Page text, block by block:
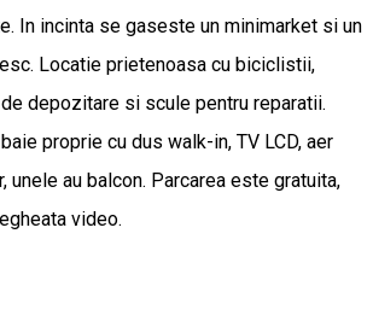
In incinta se gaseste un minimarket si un
Locatie prietenoasa cu biciclistii,
depozitare si scule pentru reparatii.
proprie cu dus walk-in, TV LCD, aer
unele au balcon. Parcarea este gratuita,
video.